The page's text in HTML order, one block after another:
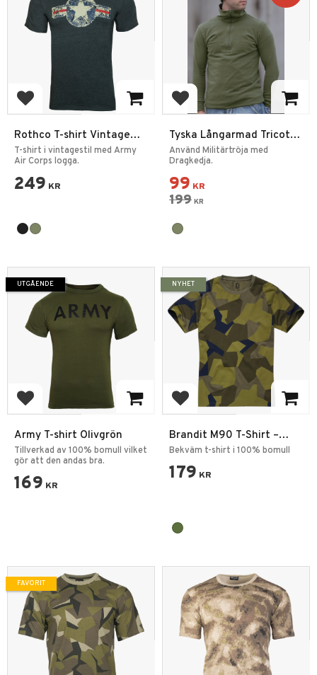
Lägg till i favoriter
Rothco T-shirt Vintage
Army Air Corps
T-shirt i vintagestil med Army
Air Corps logga.
249 KR
Lägg till i favoriter
Tyska Långarmad Tricot
Tröja begagnad
Använd Militärtröja med
Dragkedja.
99 KR
199 KR
Lägg till i favoriter
Army T-shirt Olivgrön
Tillverkad av 100% bomull vilket
gör att den andas bra.
169 KR
UTGÅENDE
Lägg till i favoriter
Brandit M90 T-Shirt –
Bomull T-Shirt
Bekväm t-shirt i 100% bomull
179 KR
NYHET
FAVORIT